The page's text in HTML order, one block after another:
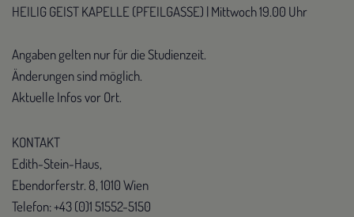
HEILIG GEIST KAPELLE (PFEILGASSE) | Mittwoch 19.00 Uhr
Angaben gelten nur für die Studienzeit.
Änderungen sind möglich.
Aktuelle Infos vor Ort.
KONTAKT
Edith-Stein-Haus,
Ebendorferstr. 8, 1010 Wien
Telefon: +43 (0)1 51552-5150